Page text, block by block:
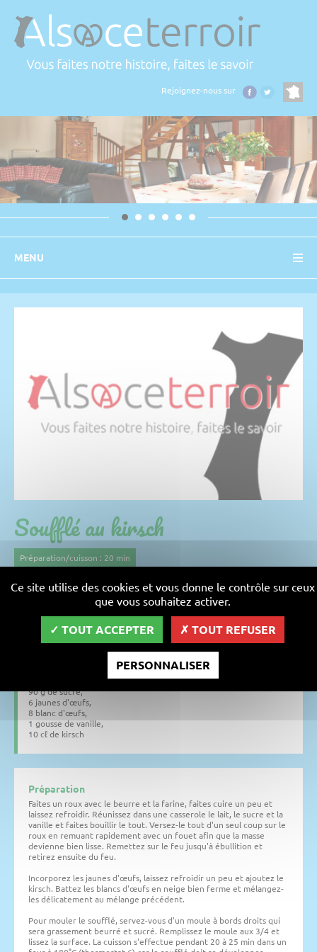
Rejoignez-nous sur
MENU
Soufflé au kirsch
Préparation/cuisson : 20 min
recette moyenne
Ingrédients
90 g de sucre,
6 jaunes d'œufs,
8 blanc d'œufs,
1 gousse de vanille,
10 cℓ de kirsch
Préparation
Faites un roux avec le beurre et la farine, faites cuire un peu et
laissez refroidir. Réunissez dans une casserole le lait, le sucre et la
vanille et faites bouillir le tout. Versez-le tout d'un seul coup sur le
roux en remuant rapidement avec un fouet afin que la masse
devienne bien lisse. Remettez sur le feu jusqu'à ébullition et
retirez ensuite du feu.
Incorporez les jaunes d'œufs, laissez refroidir un peu et ajoutez le
kirsch. Battez les blancs d'œufs en neige bien ferme et mélangez-
les délicatement au mélange précédent.
Pour mouler le soufflé, servez-vous d'un moule à bords droits qui
sera grassement beurré et sucré. Remplissez le moule aux 3/4 et
lissez la surface. La cuisson s'effectue pendant 20 à 25 min dans un
Ce site utilise des cookies et vous donne le contrôle sur ceux
que vous souhaitez activer.
TOUT ACCEPTER TOUT REFUSER
PERSONNALISER